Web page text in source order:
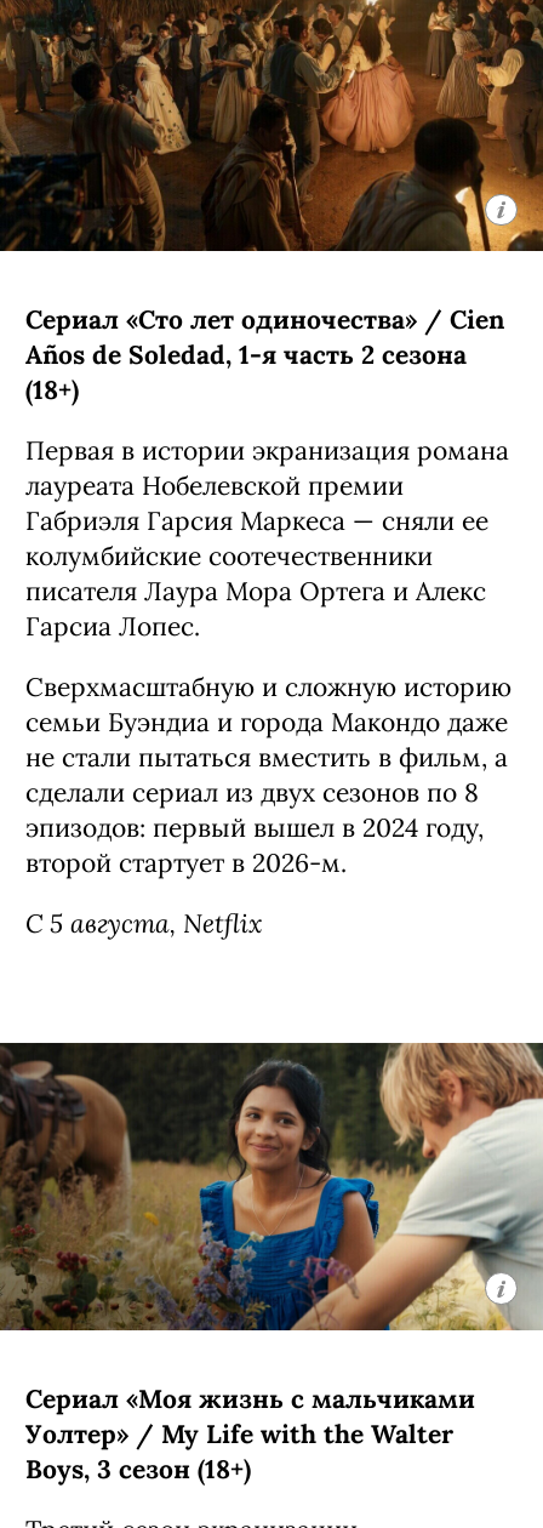
Point, премьера (18+)
Детектив о семейных скелетах в шкафу,
спродюсированный создателями
«Сплетницы». Девушка Энни (Элла
Рубин из «Дожить до рассвета») все
свои 17 лет прожила в Нью-Йорке, но
ей предстоит узнать много интересных
подробностей о своих родственниках.
Кроме нее в сериале снялись Кин
Руффало, Амели Хеферль и Бо
Брагасон.
С 5 августа, Prime Video
Сериал «Сто лет одиночества» / Cien
Años de Soledad, 1-я часть 2 сезона
(18+)
Первая в истории экранизация романа
лауреата Нобелевской премии
Габриэля Гарсия Маркеса — сняли ее
колумбийские соотечественники
писателя Лаура Мора Ортега и Алекс
Сверхмасштабную и сложную историю
семьи Буэндиа и города Макондо даже
не стали пытаться вместить в фильм, а
сделали сериал из двух сезонов по 8